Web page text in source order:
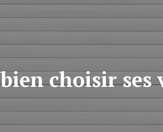
choisir ses